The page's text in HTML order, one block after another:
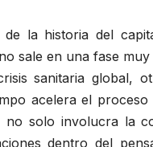
la historia del
sale en una fase
sanitaria global,
acelera el
solo involucra la
dentro del